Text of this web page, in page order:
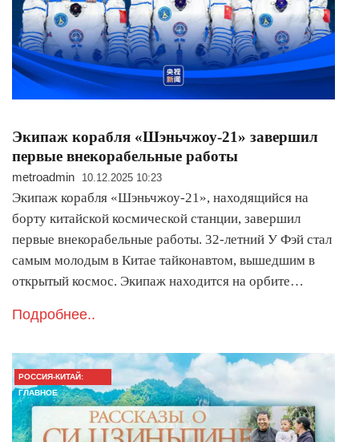
Экипаж корабля «Шэньчжоу-21» завершил
первые внекорабельные работы
metroadmin 10.12.2025 10:23
Экипаж корабля «Шэньчжоу-21», находящийся на
борту китайской космической станции, завершил
первые внекорабельные работы. 32-летний У Фэй стал
самым молодым в Китае тайконавтом, вышедшим в
открытый космос. Экипаж находится на орбите…
Подробнее..
РОССИЯ-КИТАЙ:
ГЛАВНОЕ